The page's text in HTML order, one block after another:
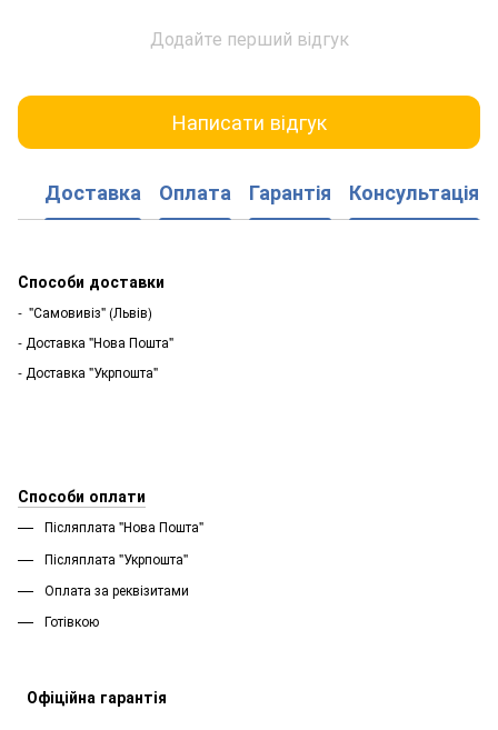
Додайте перший відгук
Написати відгук
Доставка Оплата Гарантія Консультація
Способи доставки
- "Самовивіз" (Львів)
- Доставка "Нова Пошта"
- Доставка "Укрпошта"
Способи оплати
Післяплата "Нова Пошта"
Післяплата "Укрпошта''
Оплата за реквізитами
Готівкою
Офіційна гарантія